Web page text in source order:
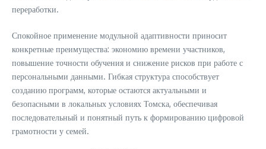
переработки.
Спокойное применение модульной адаптивности приносит
конкретные преимущества: экономию времени участников,
повышение точности обучения и снижение рисков при работе с
персональными данными. Гибкая структура способствует
созданию программ, которые остаются актуальными и
безопасными в локальных условиях Томска, обеспечивая
последовательный и понятный путь к формированию цифровой
грамотности у семей.